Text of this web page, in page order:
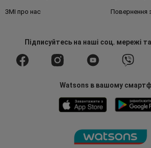
ЗМІ про нас Повернення
Підписуйтесьна наші соц. мережі
Watsons в вашому